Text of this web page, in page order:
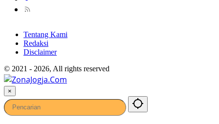
Tentang Kami
Redaksi
Disclaimer
© 2021 - 2026, All rights reserved
×